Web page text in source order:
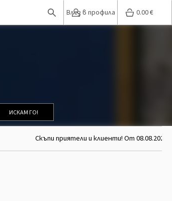
Влез в профила 0.00€
ИСКАМ ГО!
Скъпи приятели и клиенти! От